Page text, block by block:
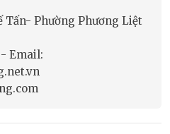
Tấn- Phường Phương Liệt
Email: